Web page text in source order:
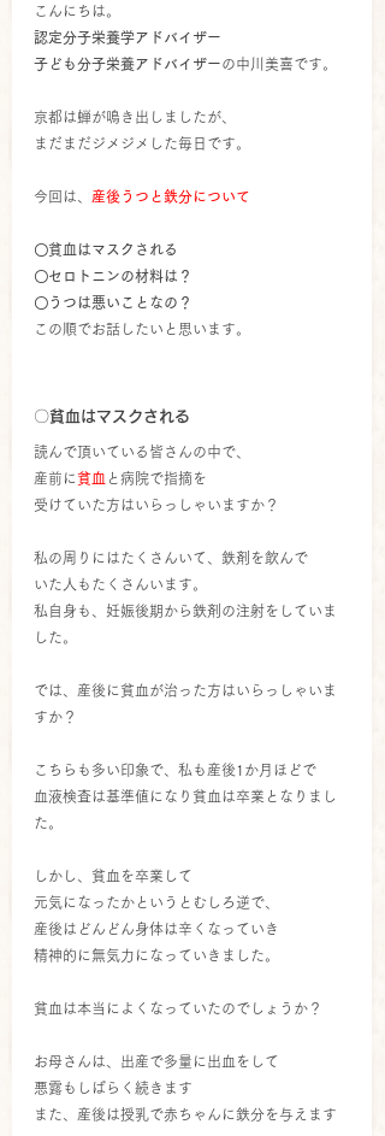
こんにちは。
認定分子栄養学アドバイザー
子ども分子栄養アドバイザーの中川美喜です。
京都は蝉が鳴き出しましたが、
まだまだジメジメした毎日です。
今回は、 産後うつと鉄分について
〇貧血はマスクされる
〇セロトニンの材料は？
〇うつは悪いことなの？
この順でお話したいと思います。
〇貧血はマスクされる
読んで頂いている皆さんの中で、
産前に貧血 と病院で指摘を
受けていた方はいらっしゃいますか？
私の周りにはたくさんいて、鉄剤を飲んで
いた人もたくさんいます。
私自身も、妊娠後期から鉄剤の注射をしていま
した。
では、産後に貧血が治った方はいらっしゃいま
すか？
こちらも多い印象で、私も産後1か月ほどで
血液検査は基準値になり貧血は卒業となりまし
た。
しかし、貧血を卒業して
元気になったかというとむしろ逆で、
産後はどんどん身体は辛くなっていき
精神的に無気力になっていきました。
貧血は本当によくなっていたのでしょうか？
お母さんは、出産で多量に出血をして
悪露もしばらく続きます
また、産後は授乳で赤ちゃんに鉄分を与えます